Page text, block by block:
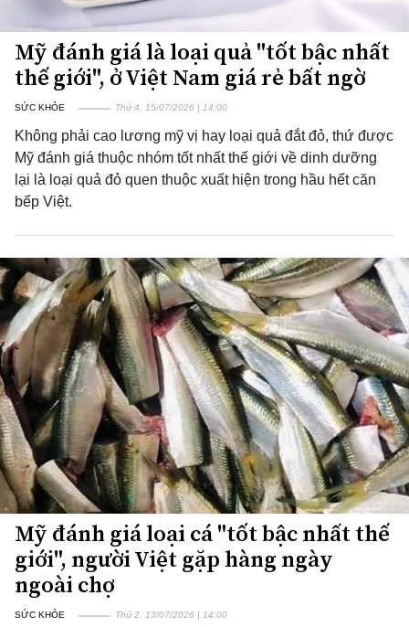
Mỹ đánh giá là loại quả "tốt bậc nhất
thế giới", ở Việt Nam giá rẻ bất ngờ
SỨC KHỎE Thứ 4, 15/07/2026 | 14:00
Không phải cao lương mỹ vị hay loại quả đắt đỏ, thứ được
Mỹ đánh giá thuộc nhóm tốt nhất thế giới về dinh dưỡng
lại là loại quả đỏ quen thuộc xuất hiện trong hầu hết căn
bếp Việt.
Mỹ đánh giá loại cá "tốt bậc nhất thế
giới", người Việt gặp hàng ngày
ngoài chợ
SỨC KHỎE Thứ 2, 13/07/2026 | 14:00